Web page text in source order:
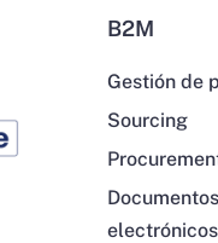
B2M
Gestión de
Sourcing
Documentos
electrónicos